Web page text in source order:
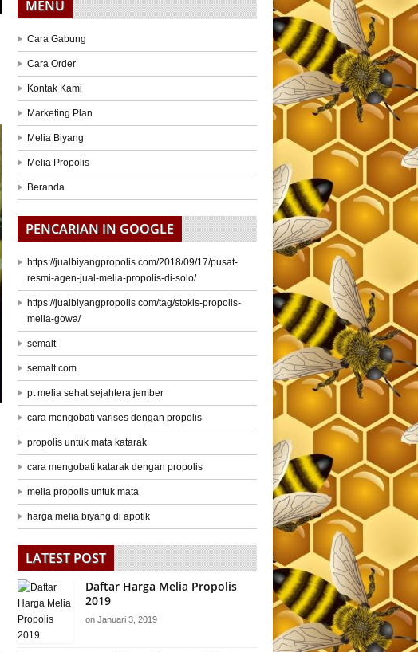
MENU
Cara Gabung
Cara Order
Kontak Kami
Marketing Plan
Melia Biyang
Melia Propolis
Beranda
PENCARIAN IN GOOGLE
https://jualbiyangpropolis com/2018/09/17/pusat-
resmi-agen-jual-melia-propolis-di-solo/
https://jualbiyangpropolis com/tag/stokis-propolis-
melia-gowa/
semalt
semalt com
pt melia sehat sejahtera jember
cara mengobati varises dengan propolis
propolis untuk mata katarak
cara mengobati katarak dengan propolis
melia propolis untuk mata
harga melia biyang di apotik
LATEST POST
Daftar Harga Melia Propolis
2019
on Januari 3, 2019